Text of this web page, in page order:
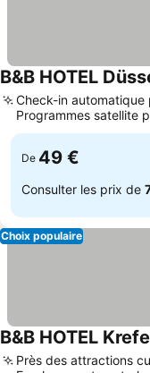
B&B HOTEL
Check-in automatique
Programmes satellite
De 49 €
Consulter les prix de
Choix populaire
B&B HOTEL
Près des attractions